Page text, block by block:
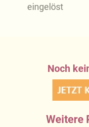
eingelöst
Noch
Weitere